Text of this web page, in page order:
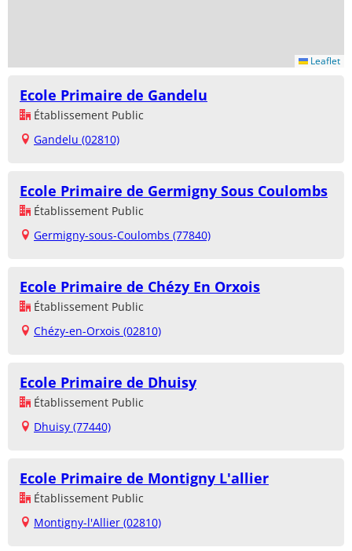
Leaflet
Ecole Primaire de Gandelu
Établissement Public
Gandelu (02810)
Ecole Primaire de Germigny Sous Coulombs
Établissement Public
Germigny-sous-Coulombs (77840)
Ecole Primaire de Chézy En Orxois
Établissement Public
Chézy-en-Orxois (02810)
Ecole Primaire de Dhuisy
Établissement Public
Dhuisy (77440)
Ecole Primaire de Montigny L'allier
Établissement Public
Montigny-l'Allier (02810)